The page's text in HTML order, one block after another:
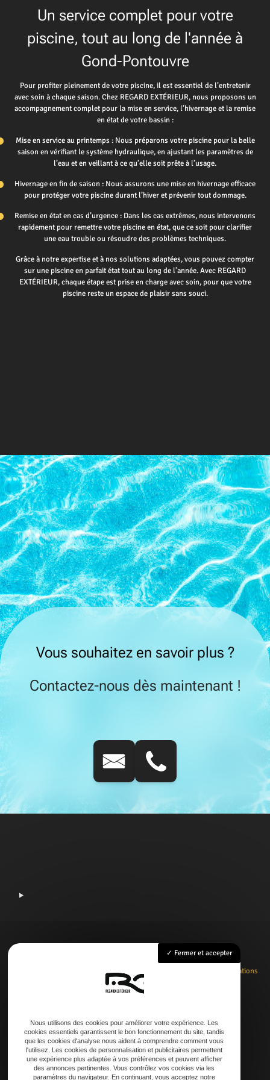
Un service complet pour votre
piscine, tout au long de l'année à
Gond-Pontouvre
Pour profiter pleinement de votre piscine, il est essentiel de l’entretenir
avec soin à chaque saison. Chez REGARD EXTÉRIEUR, nous proposons un
accompagnement complet pour la mise en service, l’hivernage et la remise
en état de votre bassin :
Mise en service au printemps : Nous préparons votre piscine pour la belle
saison en vérifiant le système hydraulique, en ajustant les paramètres de
l’eau et en veillant à ce qu’elle soit prête à l’usage.
Hivernage en fin de saison : Nous assurons une mise en hivernage efficace
pour protéger votre piscine durant l’hiver et prévenir tout dommage.
Remise en état en cas d’urgence : Dans les cas extrêmes, nous intervenons
rapidement pour remettre votre piscine en état, que ce soit pour clarifier
une eau trouble ou résoudre des problèmes techniques.
Grâce à notre expertise et à nos solutions adaptées, vous pouvez compter
sur une piscine en parfait état tout au long de l’année. Avec REGARD
EXTÉRIEUR, chaque étape est prise en charge avec soin, pour que votre
piscine reste un espace de plaisir sans souci.
Vous souhaitez en savoir plus ?
Contactez-nous dès maintenant !
Entretien
Nos réalisations
Contact
Adresse
21 AVENUE DE LAOUADIE, 40600 Biscarrosse
Fermer et accepter
Nous utilisons des cookies pour améliorer votre expérience. Les
cookies essentiels garantissent le bon fonctionnement du site, tandis
que les cookies d'analyse nous aident à comprendre comment vous
l'utilisez. Les cookies de personnalisation et publicitaires permettent
une expérience plus adaptée à vos préférences et peuvent afficher
des annonces pertinentes. Vous contrôlez vos cookies via les
paramètres du navigateur. En continuant, vous acceptez notre